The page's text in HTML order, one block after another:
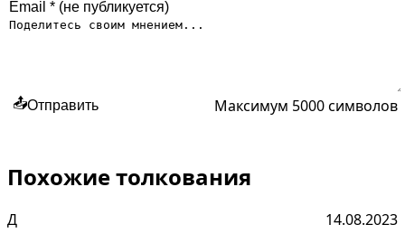
📤Отправить Максимум 5000 символов
Похожие толкования
Д
14.08.2023